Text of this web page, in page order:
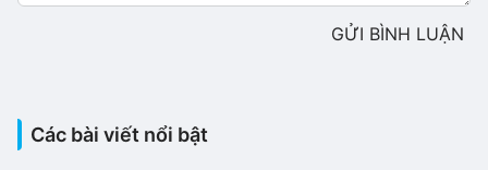
GỬI BÌNH LUẬN
Các bài viết nổi bật